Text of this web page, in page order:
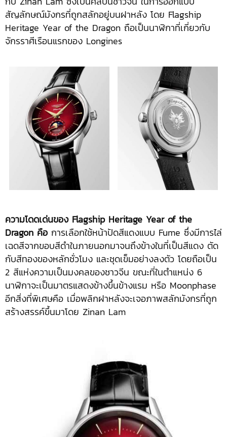
สัญลักษณ์มังกรที่ถูกสลักอยู่บนฝาหลัง โดย Flagship
Heritage Year of the Dragon ถือเป็นนาฬิกาที่เกี่ยวกับ
จักรราศีเรือนแรกของ Longines
ความโดดเด่นของ Flagship Heritage Year of the
Dragon คือ การเลือกใช้หน้าปัดสีแดงแบบ Fume ซึ่งมีการไล่
เฉดสีจากขอบสีดำในภายนอกมาจนถึงข้างในที่เป็นสีแดง ตัด
กับสีทองของหลักชั่วโมง และชุดเข็มอย่างลงตัว โดยถือเป็น
2 สีแห่งความเป็นมงคลของชาวจีน ขณะที่ในตำแหน่ง 6
นาฬิกาจะเป็นมาตรแสดงข้างขึ้นข้างแรม หรือ Moonphase
อีกสิ่งที่พิเศษคือ เมื่อพลิกฝาหลังจะเจอภาพสลักมังกรที่ถูก
สร้างสรรค์ขึ้นมาโดย Zinan Lam